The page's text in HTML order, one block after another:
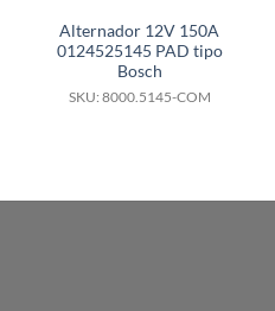
Alternador 12V 150A
0124525145 PAD tipo
Bosch
SKU: 8000.5145-COM